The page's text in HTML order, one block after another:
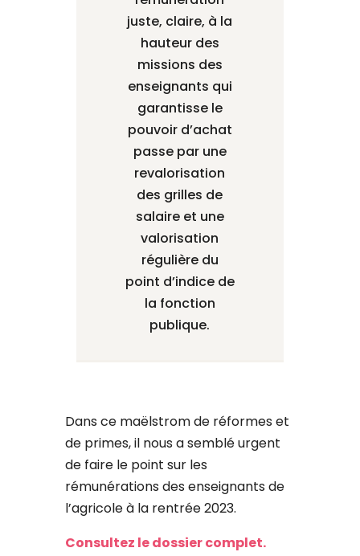
juste, claire, à la
hauteur des
missions des
enseignants qui
garantisse le
pouvoir d’achat
passe par une
revalorisation
des grilles de
salaire et une
valorisation
régulière du
point d’indice de
la fonction
publique.
Dans ce maëlstrom de réformes et
de primes, il nous a semblé urgent
de faire le point sur les
rémunérations des enseignants de
l’agricole à la rentrée 2023.
Consultez le dossier complet.